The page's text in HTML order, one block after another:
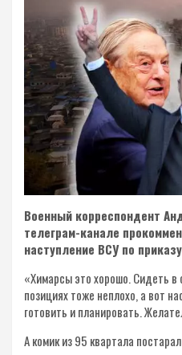
Военный корреспондент
телеграм-канале
наступление ВСУ по
«Химарсы это хорошо. Сидеть в
позициях тоже неплохо, а вот
готовить и планировать.
А комик из 95 квартала